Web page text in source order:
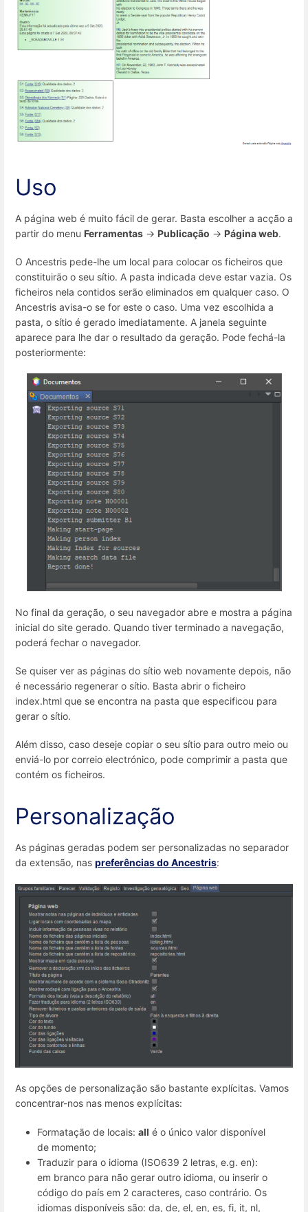
Uso
A página web é muito fácil de gerar. Basta escolher a acção a
partir do menu Ferramentas -> Publicação -> Página web.
O Ancestris pede-lhe um local para colocar os ficheiros que
constituirão o seu sítio. A pasta indicada deve estar vazia. Os
ficheiros nela contidos serão eliminados em qualquer caso. O
Ancestris avisa-o se for este o caso. Uma vez escolhida a
pasta, o sítio é gerado imediatamente. A janela seguinte
aparece para lhe dar o resultado da geração. Pode fechá-la
posteriormente:
No final da geração, o seu navegador abre e mostra a página
inicial do site gerado. Quando tiver terminado a navegação,
poderá fechar o navegador.
Se quiser ver as páginas do sítio web novamente depois, não
é necessário regenerar o sítio. Basta abrir o ficheiro
index.html que se encontra na pasta que especificou para
gerar o sítio.
Além disso, caso deseje copiar o seu sítio para outro meio ou
enviá-lo por correio electrónico, pode comprimir a pasta que
contém os ficheiros.
Personalização
As páginas geradas podem ser personalizadas no separador
da extensão, nas preferências do Ancestris:
As opções de personalização são bastante explícitas. Vamos
concentrar-nos nas menos explícitas:
Formatação de locais: all é o único valor disponível
de momento;
Traduzir para o idioma (ISO639 2 letras, e.g. en):
em branco para não gerar outro idioma, ou inserir o
código do país em 2 caracteres, caso contrário. Os
idiomas disponíveis são: da, de, el, en, es, fi, it, nl,